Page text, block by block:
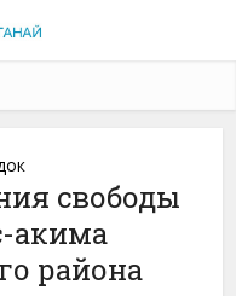
свободы
акима
района